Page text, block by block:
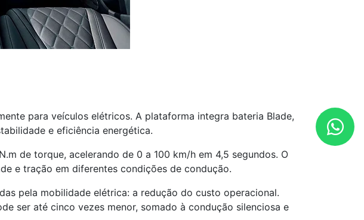
para veículos elétricos. A plataforma integra bateria Blade,
e eficiência energética.
de torque, acelerando de 0 a 100 km/h em 4,5 segundos. O
e tração em diferentes condições de condução.
pela mobilidade elétrica: a redução do custo operacional.
ser até cinco vezes menor, somado à condução silenciosa e